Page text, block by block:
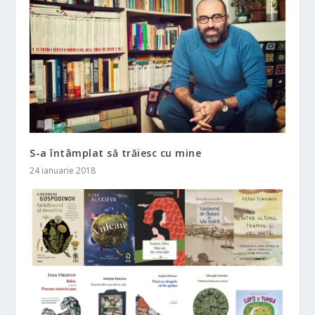
S-a întâmplat să trăiesc cu mine
24 ianuarie 2018